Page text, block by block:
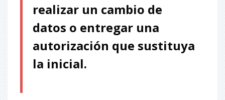
realizar un cambio de
datos o entregar una
autorización que sustituya
la inicial.